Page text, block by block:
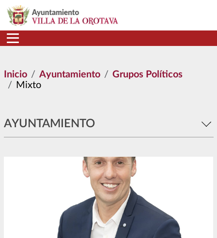
Pasar al contenido principal
Inicio Ayuntamiento
Grupos Políticos
Mixto
AYUNTAMIENTO